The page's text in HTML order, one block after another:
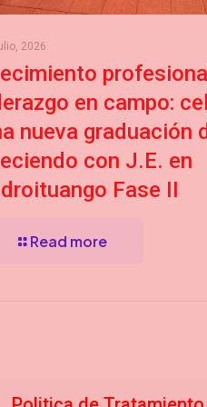
2026
en campo:
nueva graduación
con J.E. en
Fase II
Read more